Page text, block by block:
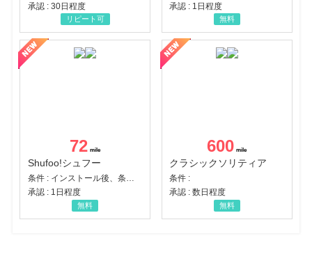
承認 : 30日程度
リピート可
承認 : 1日程度
無料
72
Shufoo!シュフー
承認 : 1日程度
無料
600
クラシックソリティア
条件 :
承認 : 数日程度
無料